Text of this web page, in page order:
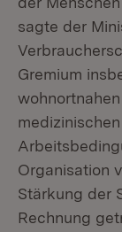
sagte der
Gremium
Organisation
Stärkung der
Rechnung